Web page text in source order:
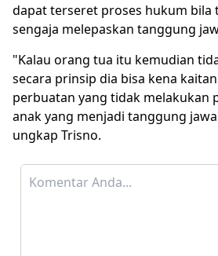
dapat terseret proses hukum bila
sengaja melepaskan tanggung
"Kalau orang tua itu kemudian
secara prinsip dia bisa kena
perbuatan yang tidak melakukan
anak yang menjadi tanggung
ungkap Trisno.